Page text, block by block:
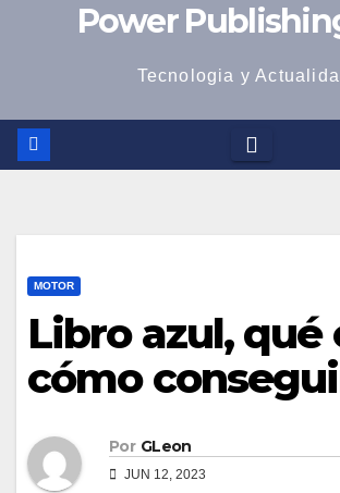
Power
Tecnologia y
MOTOR
Libro azul, qué
cómo
Por GLeon
JUN 12, 2023